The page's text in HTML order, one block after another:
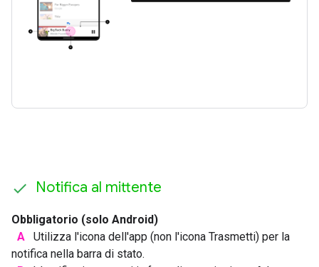
Notifica al mittente
Obbligatorio (solo Android)
A
Utilizza l'icona dell'app (non l'icona Trasmetti) per la
notifica nella barra di stato.